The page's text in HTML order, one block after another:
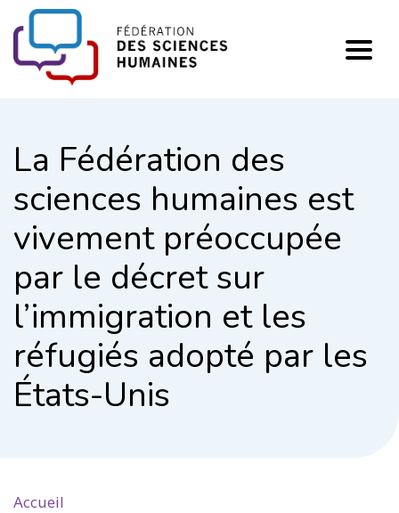
La Fédération des
sciences humaines est
vivement préoccupée
par le décret sur
l’immigration et les
réfugiés adopté par les
États-Unis
Accueil